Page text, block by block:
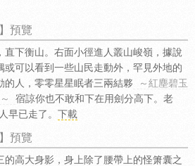
預覽
直下衡山。右面小徑進人叢山峻嶺，據說
或可以看到一些山民走動外，罕見外地的
的人，零零星星眠者三兩結夥
～紅塵碧玉
宿諒你也不敢和下在用劍分高下。老
已走了。 下載
預覽
高大身影，身上除了腰帶上的怪箫囊之